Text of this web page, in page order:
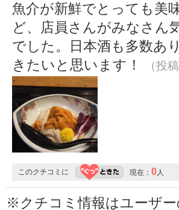
魚介が新鮮でとっても美
ど、店員さんがみなさん
でした。日本酒も多数あ
きたいと思います！
（投
このクチコミに 現在： 0 人
※クチコミ情報はユーザ